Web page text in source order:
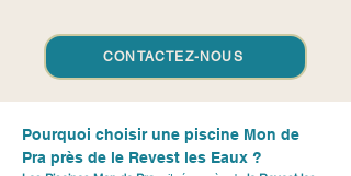
CONTACTEZ-NOUS
Pourquoi choisir une piscine Mon de
Pra près de le Revest les Eaux ?